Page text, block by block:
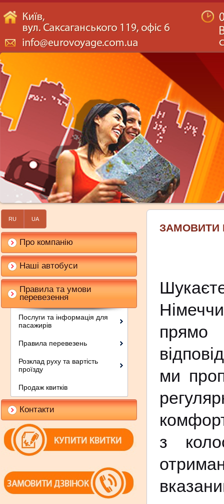
RU UA
Про компанію
Наші автобуси
Правила та умови
перевезення
Послуги та інформація для
пасажирів
Правила перевезень
Розклад руху та вартість
проїзду
Продаж квитків
Контакти
ЗАМОВИТИ
ми
з